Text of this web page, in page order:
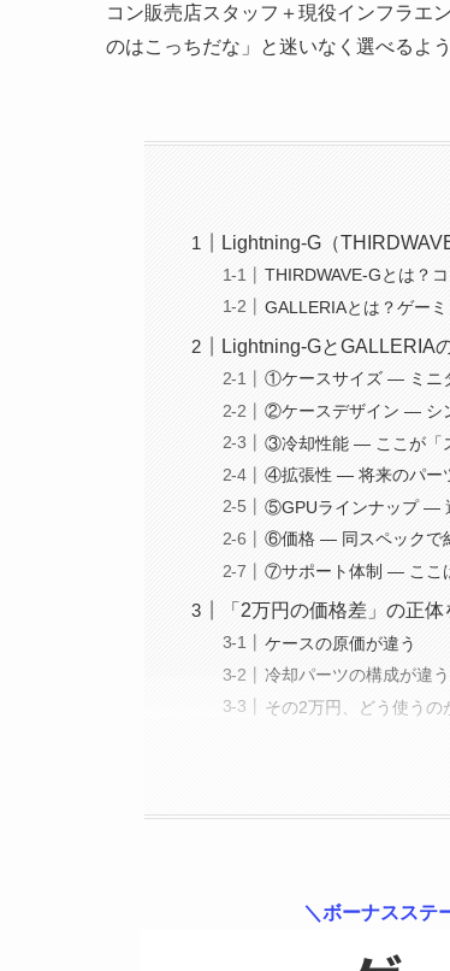
コン販売店スタッフ＋現役インフラエ
のはこっちだな」と迷いなく選べるよ
Lightning-G（
THIRDWAVE-Gとは？
GALLERIAとは？ゲー
Lightning-GとGALLERIA
①ケースサイズ — ミニ
②ケースデザイン — シ
③冷却性能 — ここが「
④拡張性 — 将来のパー
⑤GPUラインナップ —
⑥価格 — 同スペックで
⑦サポート体制 — ここ
「2万円の価格差」の正
ケースの原価が違う
冷却パーツの構成が違う
その2万円、どう使うの
＼ボーナスステ